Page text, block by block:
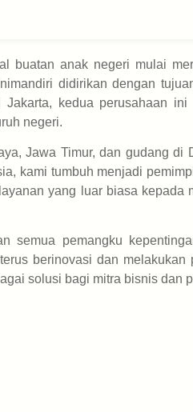
buatan anak negeri mulai
didirikan dengan
kedua perusahaan ini
negeri.
Jawa Timur, dan gudang di
kami tumbuh menjadi
yang luar biasa kepada
semua pemangku
berinovasi dan melakukan
solusi bagi mitra bisnis dan